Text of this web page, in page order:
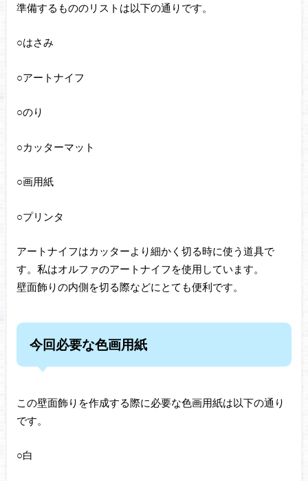
準備するもののリストは以下の通りです。
○はさみ
○アートナイフ
○のり
○カッターマット
○画用紙
○プリンタ
アートナイフはカッターより細かく切る時に使う道具で
す。私はオルファのアートナイフを使用しています。
壁面飾りの内側を切る際などにとても便利です。
今回必要な色画用紙
この壁面飾りを作成する際に必要な色画用紙は以下の通り
です。
○白